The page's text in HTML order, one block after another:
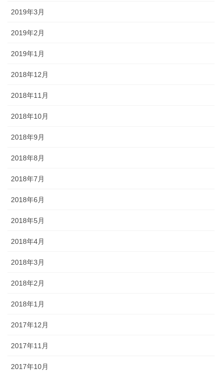
2019年3月
2019年2月
2019年1月
2018年12月
2018年11月
2018年10月
2018年9月
2018年8月
2018年7月
2018年6月
2018年5月
2018年4月
2018年3月
2018年2月
2018年1月
2017年12月
2017年11月
2017年10月